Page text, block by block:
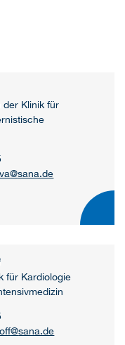
der Klinik für
@sana.de
für Kardiologie
@sana.de